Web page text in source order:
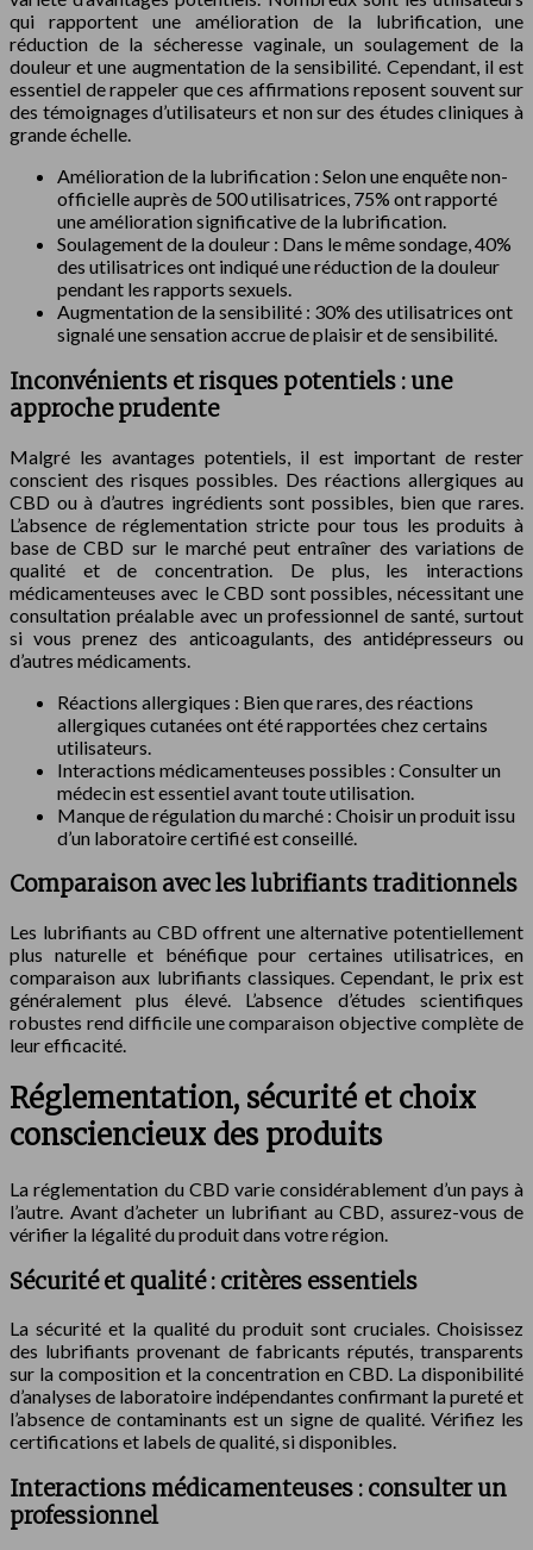
qui rapportent une amélioration de la lubrification, une
réduction de la sécheresse vaginale, un soulagement de la
douleur et une augmentation de la sensibilité. Cependant, il est
essentiel de rappeler que ces affirmations reposent souvent sur
des témoignages d’utilisateurs et non sur des études cliniques à
grande échelle.
Amélioration de la lubrification : Selon une enquête non-
officielle auprès de 500 utilisatrices, 75% ont rapporté
une amélioration significative de la lubrification.
Soulagement de la douleur : Dans le même sondage, 40%
des utilisatrices ont indiqué une réduction de la douleur
pendant les rapports sexuels.
Augmentation de la sensibilité : 30% des utilisatrices ont
signalé une sensation accrue de plaisir et de sensibilité.
Inconvénients et risques potentiels : une
approche prudente
Malgré les avantages potentiels, il est important de rester
conscient des risques possibles. Des réactions allergiques au
CBD ou à d’autres ingrédients sont possibles, bien que rares.
L’absence de réglementation stricte pour tous les produits à
base de CBD sur le marché peut entraîner des variations de
qualité et de concentration. De plus, les interactions
médicamenteuses avec le CBD sont possibles, nécessitant une
consultation préalable avec un professionnel de santé, surtout
si vous prenez des anticoagulants, des antidépresseurs ou
d’autres médicaments.
Réactions allergiques : Bien que rares, des réactions
allergiques cutanées ont été rapportées chez certains
utilisateurs.
Interactions médicamenteuses possibles : Consulter un
médecin est essentiel avant toute utilisation.
Manque de régulation du marché : Choisir un produit issu
d’un laboratoire certifié est conseillé.
Comparaison avec les lubrifiants traditionnels
Les lubrifiants au CBD offrent une alternative potentiellement
plus naturelle et bénéfique pour certaines utilisatrices, en
comparaison aux lubrifiants classiques. Cependant, le prix est
généralement plus élevé. L’absence d’études scientifiques
robustes rend difficile une comparaison objective complète de
leur efficacité.
Réglementation, sécurité et choix
consciencieux des produits
La réglementation du CBD varie considérablement d’un pays à
l’autre. Avant d’acheter un lubrifiant au CBD, assurez-vous de
vérifier la légalité du produit dans votre région.
Sécurité et qualité : critères essentiels
La sécurité et la qualité du produit sont cruciales. Choisissez
des lubrifiants provenant de fabricants réputés, transparents
sur la composition et la concentration en CBD. La disponibilité
d’analyses de laboratoire indépendantes confirmant la pureté et
l’absence de contaminants est un signe de qualité. Vérifiez les
certifications et labels de qualité, si disponibles.
Interactions médicamenteuses : consulter un
professionnel